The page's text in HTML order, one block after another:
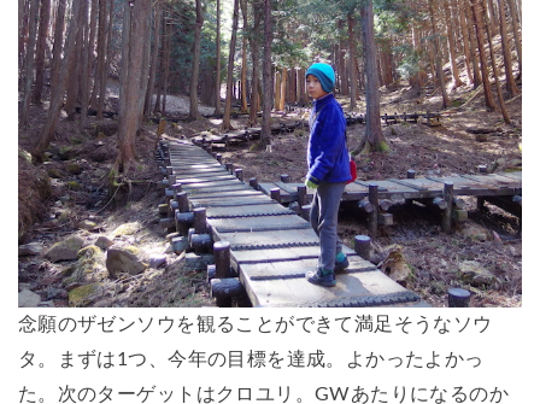
念願のザゼンソウを観ることができて満足そうなソウ
タ。まずは1つ、今年の目標を達成。よかったよかっ
た。次のターゲットはクロユリ。GWあたりになるのか